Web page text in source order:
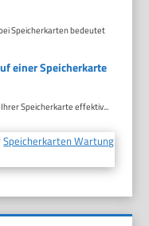
Speicherkarten bedeutet
einer Speicherkarte
Speicherkarte effektiv...
Speicherkarten Wartung